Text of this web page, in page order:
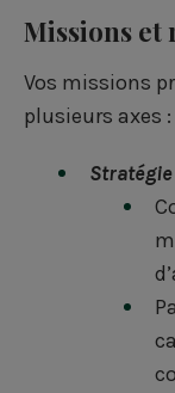
Missions et
Vos missions
plusieurs axes :